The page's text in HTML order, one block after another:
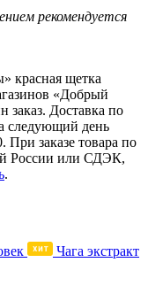
рекомендуется
красная щетка
«Добрый
заказ. Доставка по
следующий день
При заказе товара по
России или СДЭК,
.
Чага экстракт